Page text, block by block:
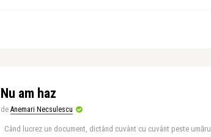
Nu am haz
de Anemari Necsulescu
Când lucrez un document, dictând cuvânt cu cuvânt peste umărul